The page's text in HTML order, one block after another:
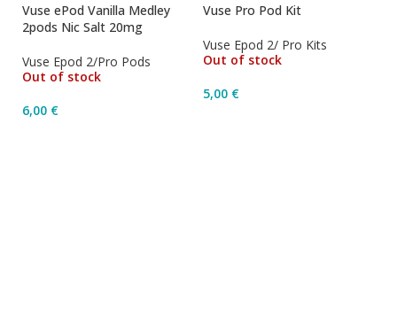
Vuse ePod Vanilla Medley
2pods Nic Salt 20mg
Vuse Epod 2/Pro Pods
Out of stock
6,00 €
Vuse Pro Pod Kit
Vuse Epod 2/ Pro Kits
Out of stock
5,00 €